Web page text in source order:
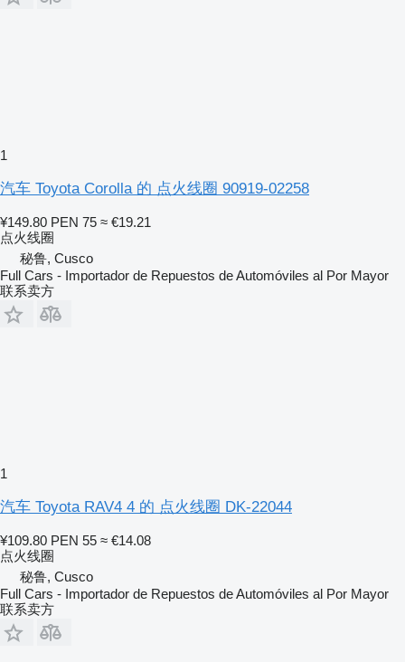
1
汽车 Toyota Corolla 的 点火线圈 90919-02258
¥149.80 PEN 75 ≈ €19.21
点火线圈
秘鲁, Cusco
Full Cars - Importador de Repuestos de Automóviles al Por Mayor
联系卖方
1
汽车 Toyota RAV4 4 的 点火线圈 DK-22044
¥109.80 PEN 55 ≈ €14.08
点火线圈
秘鲁, Cusco
Full Cars - Importador de Repuestos de Automóviles al Por Mayor
联系卖方